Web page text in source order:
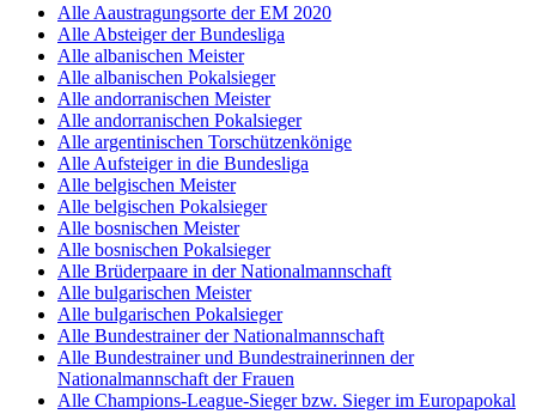
Alle Aaustragungsorte der EM 2020
Alle Absteiger der Bundesliga
Alle albanischen Meister
Alle albanischen Pokalsieger
Alle andorranischen Meister
Alle andorranischen Pokalsieger
Alle argentinischen Torschützenkönige
Alle Aufsteiger in die Bundesliga
Alle belgischen Meister
Alle belgischen Pokalsieger
Alle bosnischen Meister
Alle bosnischen Pokalsieger
Alle Brüderpaare in der Nationalmannschaft
Alle bulgarischen Meister
Alle bulgarischen Pokalsieger
Alle Bundestrainer der Nationalmannschaft
Alle Bundestrainer und Bundestrainerinnen der
Nationalmannschaft der Frauen
Alle Champions-League-Sieger bzw. Sieger im Europapokal